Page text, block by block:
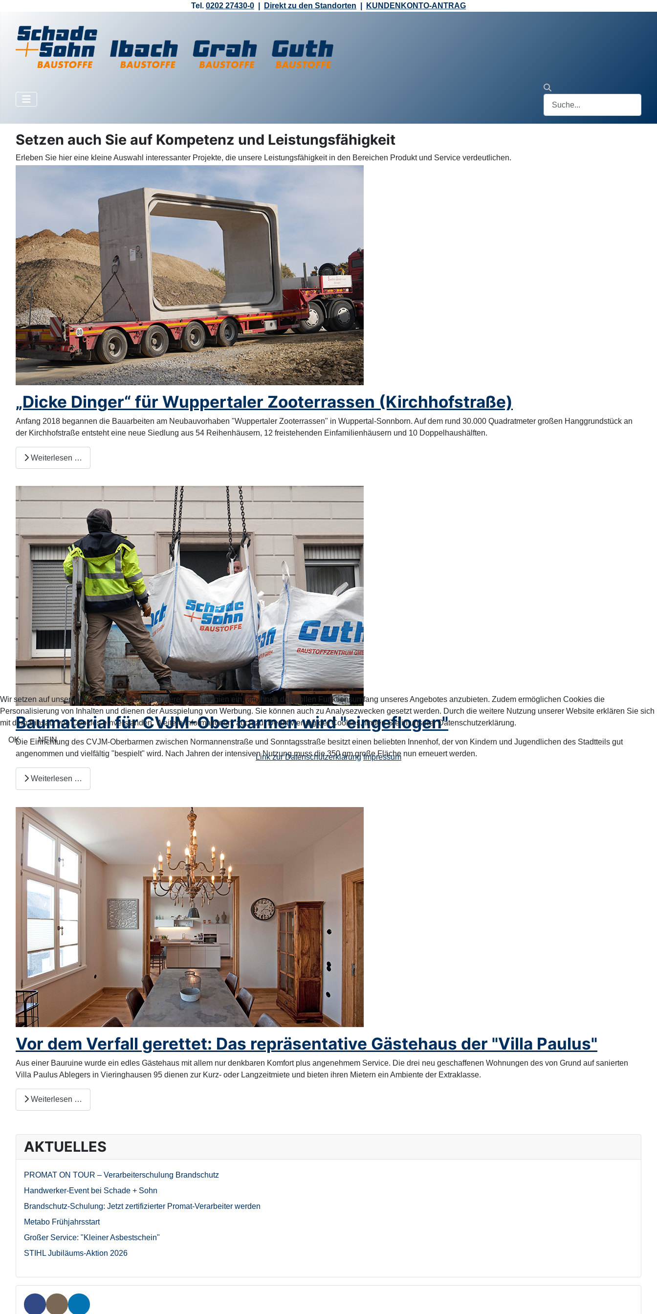
Tel. 0202 27430-0 Direkt zu den Standorten KUNDENKONTO-ANTRAG
Setzen auch Sie auf Kompetenz und Leistungsfähigkeit
Erleben Sie hier eine kleine Auswahl interessanter Projekte, die unsere Leistungsfähigkeit in den Bereichen Produkt und Service verdeutlichen.
„Dicke Dinger“ für Wuppertaler Zooterrassen (Kirchhofstraße)
Anfang 2018 begannen die Bauarbeiten am Neubauvorhaben "Wuppertaler Zooterrassen" in Wuppertal-Sonnborn. Auf dem rund 30.000 Quadratmeter großen Hanggrundstück an
der Kirchhofstraße entsteht eine neue Siedlung aus 54 Reihenhäusern, 12 freistehenden Einfamilienhäusern und 10 Doppelhaushälften.
Weiterlesen …
Baumaterial für CVJM-Oberbarmen wird "eingeflogen"
Die Einrichtung des CVJM-Oberbarmen zwischen Normannenstraße und Sonntagsstraße besitzt einen beliebten Innenhof, der von Kindern und Jugendlichen des Stadtteils gut
angenommen und vielfältig "bespielt" wird. Nach Jahren der intensiven Nutzung muss die 350 qm große Fläche nun erneuert werden.
Weiterlesen …
Vor dem Verfall gerettet: Das repräsentative Gästehaus der "Villa Paulus"
Aus einer Bauruine wurde ein edles Gästehaus mit allem nur denkbaren Komfort plus angenehmem Service. Die drei neu geschaffenen Wohnungen des von Grund auf sanierten
Villa Paulus Ablegers in Vieringhausen 95 dienen zur Kurz- oder Langzeitmiete und bieten ihren Mietern ein Ambiente der Extraklasse.
Weiterlesen …
AKTUELLES
PROMAT ON TOUR – Verarbeiterschulung Brandschutz
Handwerker-Event bei Schade + Sohn
Brandschutz-Schulung: Jetzt zertifizierter Promat-Verarbeiter werden
Metabo Frühjahrsstart
Großer Service: "Kleiner Asbestschein"
STIHL Jubiläums-Aktion 2026
Wir setzen auf unserer Website Cookies und andere Technologien ein, um Ihnen den vollen Funktionsumfang unseres Angebotes anzubieten. Zudem ermöglichen Cookies die
Personalisierung von Inhalten und dienen der Ausspielung von Werbung. Sie können auch zu Analysezwecken gesetzt werden. Durch die weitere Nutzung unserer Website erklären Sie sich
mit dem Einsatz von Cookies einverstanden. Weitere Informationen, auch zur Deaktivierung der Cookies, finden Sie in unserer Datenschutzerklärung.
OK NEIN
Link zur Datenschutzerklärung Impressum